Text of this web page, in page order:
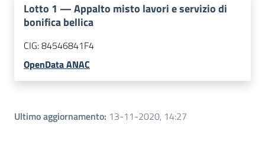
Lotto 1 —Appalto misto lavori e servizio di
bonifica bellica
CIG:84546841F4
OpenData ANAC
Ultimo aggiornamento: 13-11-2020, 14:27